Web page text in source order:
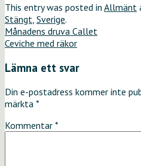
This entry was posted in Allmänt
Stängt Sverige.
Månadens druva Callet
Ceviche med räkor
Lämna ett svar
Din e-postadress kommer inte
märkta *
Kommentar *